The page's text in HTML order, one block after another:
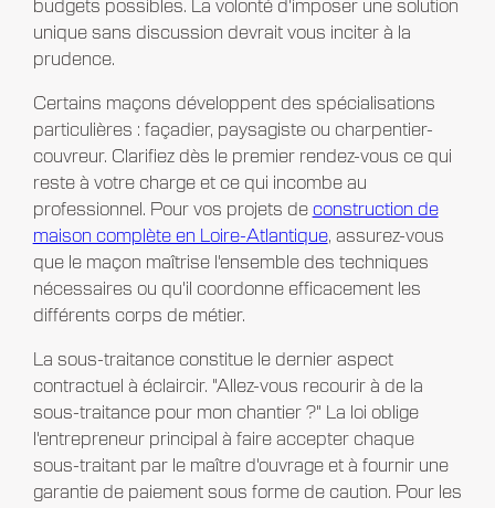
budgets possibles. La volonté d'imposer une solution
unique sans discussion devrait vous inciter à la
prudence.
Certains maçons développent des spécialisations
particulières : façadier, paysagiste ou charpentier-
couvreur. Clarifiez dès le premier rendez-vous ce qui
reste à votre charge et ce qui incombe au
professionnel. Pour vos projets de construction de
maison complète en Loire-Atlantique, assurez-vous
que le maçon maîtrise l'ensemble des techniques
nécessaires ou qu'il coordonne efficacement les
différents corps de métier.
La sous-traitance constitue le dernier aspect
contractuel à éclaircir. "Allez-vous recourir à de la
sous-traitance pour mon chantier ?" La loi oblige
l'entrepreneur principal à faire accepter chaque
sous-traitant par le maître d'ouvrage et à fournir une
garantie de paiement sous forme de caution. Pour les